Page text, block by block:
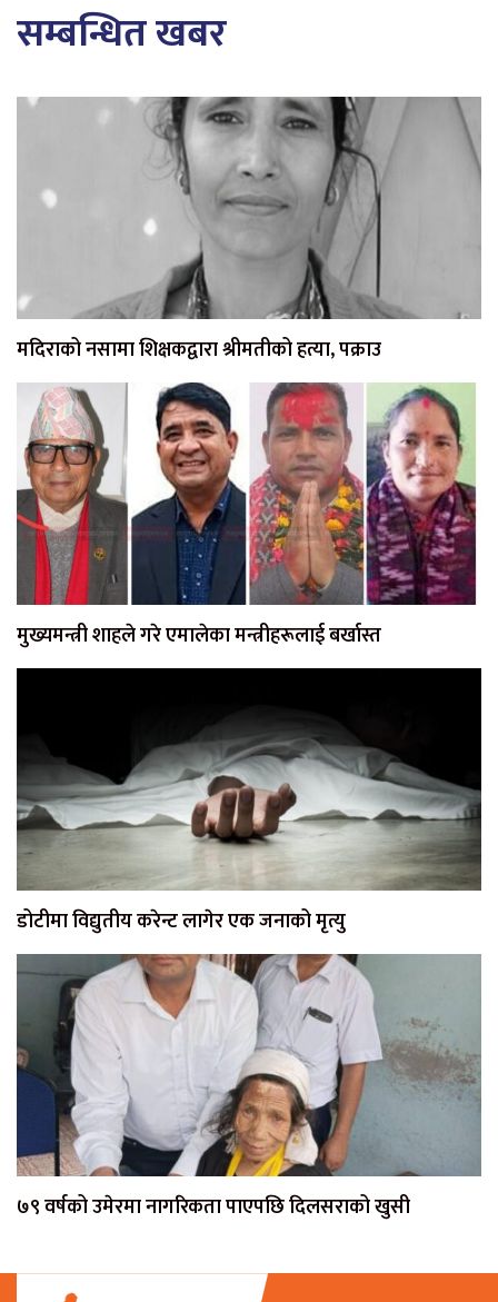
सम्बन्धित खबर
मदिराको नसामा शिक्षकद्वारा श्रीमतीको हत्या, पक्राउ
मुख्यमन्त्री शाहले गरे एमालेका मन्त्रीहरूलाई बर्खास्त
डोटीमा विद्युतीय करेन्ट लागेर एक जनाको मृत्यु
७९ वर्षको उमेरमा नागरिकता पाएपछि दिलसराको खुसी